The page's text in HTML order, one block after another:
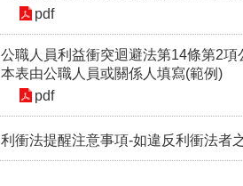
pdf
公職人員利益衝突迴避法第14條第2項
本表由公職人員或關係人填寫(範例)
pdf
利衝法提醒注意事項-如違反利衝法者